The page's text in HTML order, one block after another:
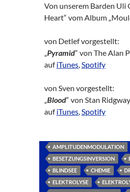
Von unserem Barden Uli
Heart“ vom Album
von Detlef vorgestellt:
„Pyramid“ von The Alan
aufiTunes,Spotify
von Sven vorgestellt:
„Blood“ von Stan
aufiTunes,Spotify
AMPLITUDENMODULATION
BESETZUNGSINVERSION
BLINDSEE
CHEMIE
ELEKTROLYSE